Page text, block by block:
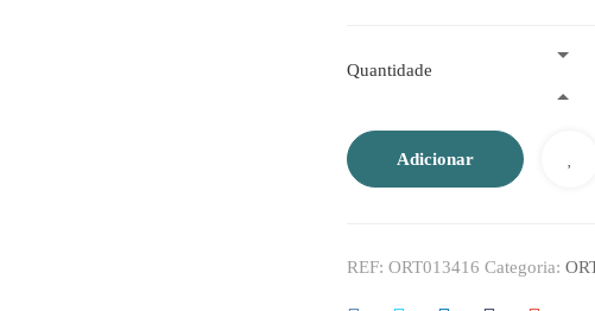
Quantidade
Adicionar
REF: ORT013416 Categoria: